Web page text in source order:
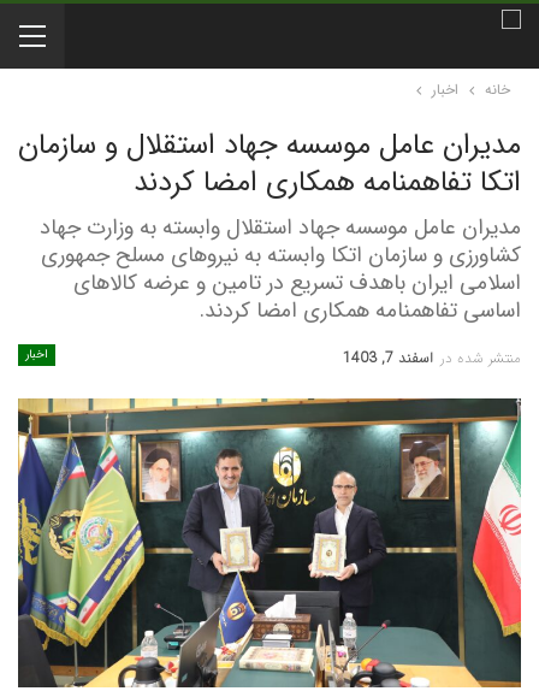
خانه اخبار
مدیران عامل موسسه جهاد استقلال و سازمان
اتکا تفاهمنامه همکاری امضا کردند
مدیران عامل موسسه جهاد استقلال‌ وابسته به وزارت جهاد
کشاورزی و سازمان اتکا وابسته به نیروهای مسلح جمهوری
اسلامی ایران باهدف تسریع در تامین و عرضه کالاهای
اساسی تفاهمنامه همکاری امضا کردند.
اخبار منتشر شده در اسفند 7, 1403